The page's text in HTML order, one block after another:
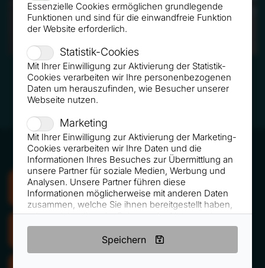
Essenzielle Cookies ermöglichen grundlegende
Funktionen und sind für die einwandfreie Funktion
der Website erforderlich.
Statistik-Cookies
Mit Ihrer Einwilligung zur Aktivierung der Statistik-
Cookies verarbeiten wir Ihre personenbezogenen
Daten um herauszufinden, wie Besucher unserer
Webseite nutzen.
Marketing
Mit Ihrer Einwilligung zur Aktivierung der Marketing-
Cookies verarbeiten wir Ihre Daten und die
Informationen Ihres Besuches zur Übermittlung an
unsere Partner für soziale Medien, Werbung und
Analysen. Unsere Partner führen diese
Informationen möglicherweise mit anderen Daten
zusammen, welche Sie ihnen bereitgestellt haben,
oder welche diese im Rahmen der Nutzung der
Dienste gesammelt haben.
Externe Medien-Cookies
Speichern
SAT1 - So umgeht man Marketing Tricks beim
Einkaufen
VORTRAG ANFRAGEN